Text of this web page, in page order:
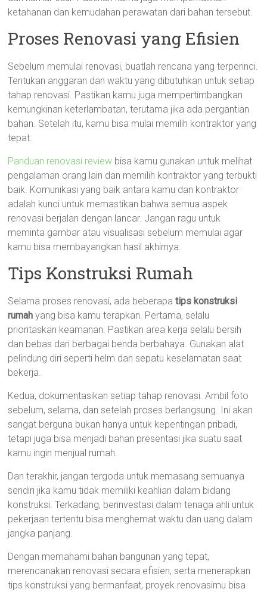
ketahanan dan kemudahan perawatan dari bahan tersebut.
Proses Renovasi yang Efisien
Sebelum memulai renovasi, buatlah rencana yang terperinci.
Tentukan anggaran dan waktu yang dibutuhkan untuk setiap
tahap renovasi. Pastikan kamu juga mempertimbangkan
kemungkinan keterlambatan, terutama jika ada pergantian
bahan. Setelah itu, kamu bisa mulai memilih kontraktor yang
tepat.
Panduan renovasi review bisa kamu gunakan untuk melihat
pengalaman orang lain dan memilih kontraktor yang terbukti
baik. Komunikasi yang baik antara kamu dan kontraktor
adalah kunci untuk memastikan bahwa semua aspek
renovasi berjalan dengan lancar. Jangan ragu untuk
meminta gambar atau visualisasi sebelum memulai agar
kamu bisa membayangkan hasil akhirnya.
Tips Konstruksi Rumah
Selama proses renovasi, ada beberapatips konstruksi
rumah yang bisa kamu terapkan. Pertama, selalu
prioritaskan keamanan. Pastikan area kerja selalu bersih
dan bebas dari berbagai benda berbahaya. Gunakan alat
pelindung diri seperti helm dan sepatu keselamatan saat
bekerja.
Kedua, dokumentasikan setiap tahap renovasi. Ambil foto
sebelum, selama, dan setelah proses berlangsung. Ini akan
sangat berguna bukan hanya untuk kepentingan pribadi,
tetapi juga bisa menjadi bahan presentasi jika suatu saat
kamu ingin menjual rumah.
Dan terakhir, jangan tergoda untuk memasang semuanya
sendiri jika kamu tidak memiliki keahlian dalam bidang
konstruksi. Terkadang, berinvestasi dalam tenaga ahli untuk
pekerjaan tertentu bisa menghemat waktu dan uang dalam
jangka panjang.
Dengan memahami bahan bangunan yang tepat,
merencanakan renovasi secara efisien, serta menerapkan
tips konstruksi yang bermanfaat, proyek renovasimu bisa